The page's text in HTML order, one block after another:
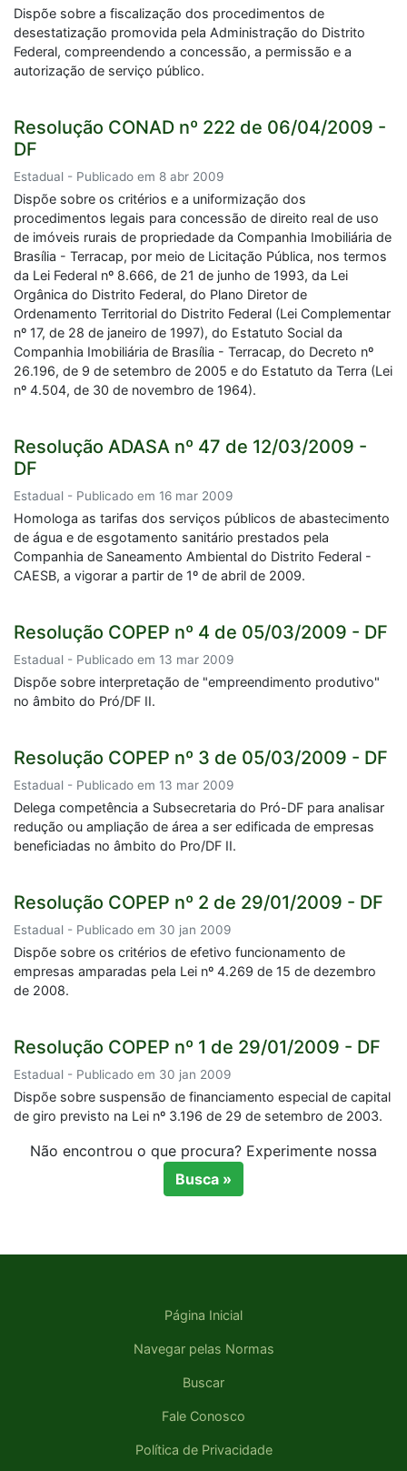
Dispõe sobre a fiscalização dos procedimentos de
desestatização promovida pela Administração do Distrito
Federal, compreendendo a concessão, a permissão e a
autorização de serviço público.
Resolução CONAD nº 222 de 06/04/2009 -
DF
Estadual - Publicado em 8 abr 2009
Dispõe sobre os critérios e a uniformização dos
procedimentos legais para concessão de direito real de uso
de imóveis rurais de propriedade da Companhia Imobiliária de
Brasília - Terracap, por meio de Licitação Pública, nos termos
da Lei Federal nº 8.666, de 21 de junho de 1993, da Lei
Orgânica do Distrito Federal, do Plano Diretor de
Ordenamento Territorial do Distrito Federal (Lei Complementar
nº 17, de 28 de janeiro de 1997), do Estatuto Social da
Companhia Imobiliária de Brasília - Terracap, do Decreto nº
26.196, de 9 de setembro de 2005 e do Estatuto da Terra (Lei
nº 4.504, de 30 de novembro de 1964).
Resolução ADASA nº 47 de 12/03/2009 -
DF
Estadual - Publicado em 16 mar 2009
Homologa as tarifas dos serviços públicos de abastecimento
de água e de esgotamento sanitário prestados pela
Companhia de Saneamento Ambiental do Distrito Federal -
CAESB, a vigorar a partir de 1º de abril de 2009.
Resolução COPEP nº 4 de 05/03/2009 - DF
Estadual - Publicado em 13 mar 2009
Dispõe sobre interpretação de "empreendimento produtivo"
no âmbito do Pró/DF II.
Resolução COPEP nº 3 de 05/03/2009 - DF
Estadual - Publicado em 13 mar 2009
Delega competência a Subsecretaria do Pró-DF para analisar
redução ou ampliação de área a ser edificada de empresas
beneficiadas no âmbito do Pro/DF II.
Resolução COPEP nº 2 de 29/01/2009 - DF
Estadual - Publicado em 30 jan 2009
Dispõe sobre os critérios de efetivo funcionamento de
empresas amparadas pela Lei nº 4.269 de 15 de dezembro
de 2008.
Resolução COPEP nº 1 de 29/01/2009 - DF
Estadual - Publicado em 30 jan 2009
Dispõe sobre suspensão de financiamento especial de capital
de giro previsto na Lei nº 3.196 de 29 de setembro de 2003.
Não encontrou o que procura? Experimente nossa
Busca »
Página Inicial
Navegar pelas Normas
Buscar
Fale Conosco
Política de Privacidade